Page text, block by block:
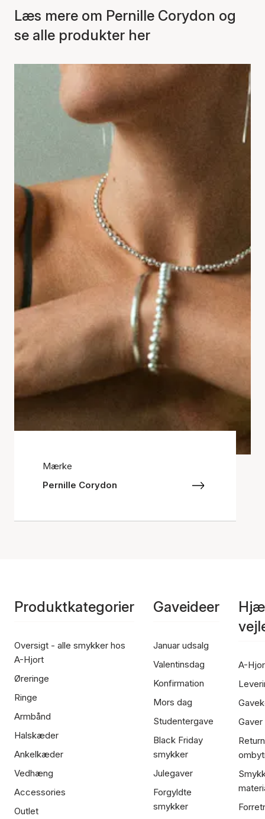
Læs mere om Pernille Corydon og
se alle produkter her
Mærke
Pernille Corydon
Produktkategorier
Oversigt - alle smykker hos
A-Hjort
Øreringe
Ringe
Armbånd
Halskæder
Ankelkæder
Vedhæng
Accessories
Outlet
Gaveideer
Januar udsalg
Valentinsdag
Konfirmation
Mors dag
Studentergave
Black Friday
smykker
Julegaver
Forgyldte
smykker
A-